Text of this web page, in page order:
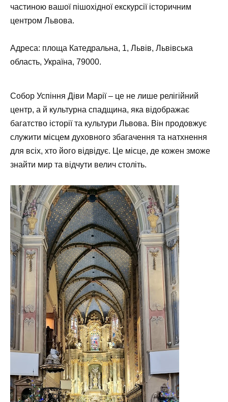
частиною вашої пішохідної екскурсії історичним
центром Львова.
Адреса: площа Катедральна, 1, Львів, Львівська
область, Україна, 79000.
Собор Успіння Діви Марії – це не лише релігійний
центр, а й культурна спадщина, яка відображає
багатство історії та культури Львова. Він продовжує
служити місцем духовного збагачення та натхнення
для всіх, хто його відвідує. Це місце, де кожен зможе
знайти мир та відчути велич століть.